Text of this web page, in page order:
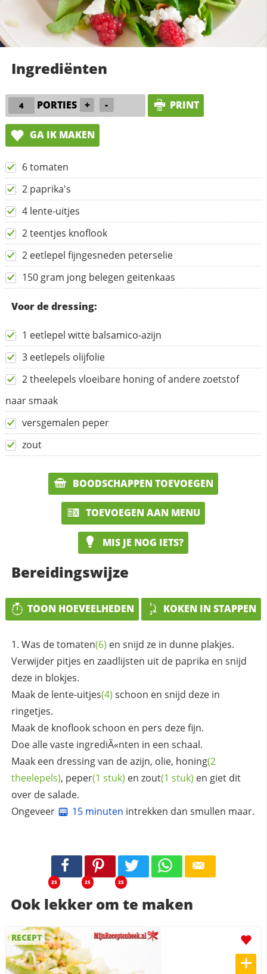
Ingrediënten
PORTIES + - PRINT
GA IK MAKEN
6 tomaten
2 paprika's
4 lente-uitjes
2 teentjes knoflook
2 eetlepel fijngesneden peterselie
150 gram jong belegen geitenkaas
Voor de dressing:
1 eetlepel witte balsamico-azijn
3 eetlepels olijfolie
2 theelepels vloeibare honing of andere zoetstof
naar smaak
versgemalen peper
zout
BOODSCHAPPEN TOEVOEGEN
TOEVOEGEN AAN MENU
MIS JE NOG IETS?
Bereidingswijze
TOON HOEVEELHEDEN KOKEN IN STAPPEN
Was detomaten(6) en snijd ze in dunne plakjes.
Verwijder pitjes en zaadlijsten uit de paprika en snijd
deze in blokjes.
Maak de lente-uitjes(4) schoon en snijd deze in
ringetjes.
Maak de knoflook schoon en pers deze fijn.
Doe alle vaste ingrediÃ«nten in een schaal.
Maak een dressing van de azijn, olie, honing(2
theelepels), peper(1 stuk) en zout(1 stuk) en giet dit
over de salade.
Ongeveer
15 minuten intrekken dan smullen maar.
25 25 25
Ook lekker om te maken
RECEPT